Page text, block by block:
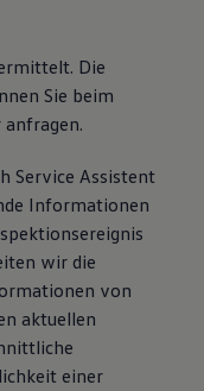
Die
Sie beim
Service Assistent
Informationen
wir die
von
aktuellen
einer